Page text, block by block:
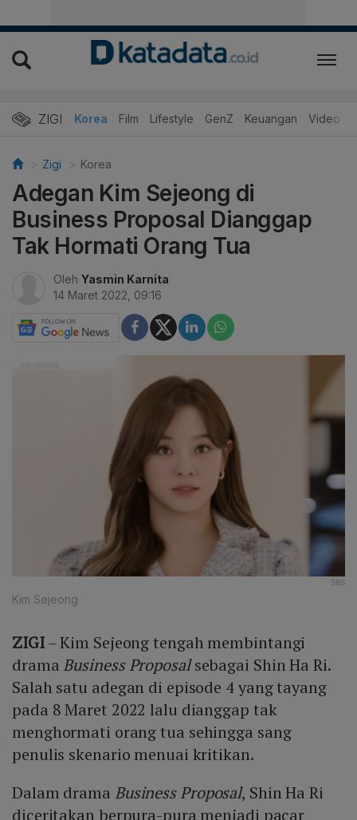
ZIGI
Hits Korea Film Lifestyle GenZ Keuangan Video
Zigi Korea
Adegan Kim Sejeong di
Business Proposal Dianggap
Tak Hormati Orang Tua
Oleh Yasmin Karnita
14 Maret 2022, 09:16
SBS
Kim Sejeong
ZIGI– Kim Sejeong tengah membintangi
drama Business Proposalsebagai Shin Ha Ri.
Salah satu adegan di episode 4 yang tayang
pada 8 Maret 2022 lalu dianggap tak
menghormati orang tua sehingga sang
penulis skenario menuai kritikan.
Dalam drama Business Proposal, Shin Ha Ri
diceritakan berpura-pura menjadi pacar